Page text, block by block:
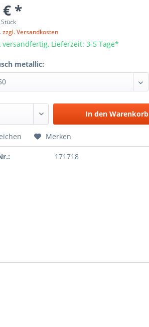
€ *
zzgl. Versandkosten
versandfertig, Lieferzeit: 3-5 Tage*
metallic:
In den Warenkorb
Merken
171718